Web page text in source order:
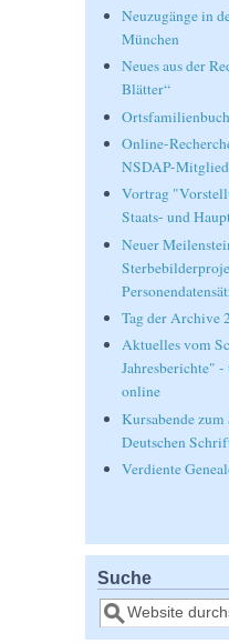
Neuzugänge in
München
Neues aus der
Blätter“
Online-
NSDAP-
Vortrag
Staats- und
Neuer
Tag der Archive
Aktuelles vom
Jahresberichte"
online
Kursabende
Deutschen
Verdiente
Suche
Suche